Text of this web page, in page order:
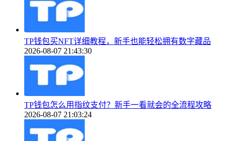
TP钱包买NFT详细教程，新手也能轻松拥有数字藏品
2026-08-07 21:43:30
TP钱包怎么用指纹支付？新手一看就会的全流程攻略
2026-08-07 21:03:24